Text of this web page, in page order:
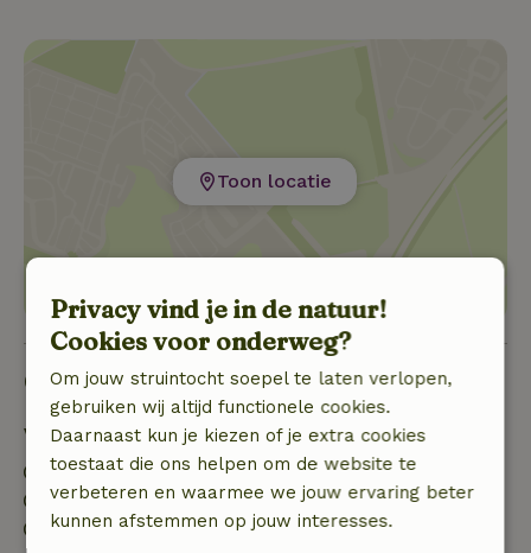
Toon locatie
Goed om te weten
Verblijfdetails
Inchecken: 16:00- 22:00
Uitchecken: 10:00
Contactloos verblijf mogelijk
Privacy vind je in de natuur!
Cookies voor onderweg?
Om jouw struintocht soepel te laten verlopen,
gebruiken wij altijd functionele cookies.
Daarnaast kun je kiezen of je extra cookies
toestaat die ons helpen om de website te
verbeteren en waarmee we jouw ervaring beter
kunnen afstemmen op jouw interesses.